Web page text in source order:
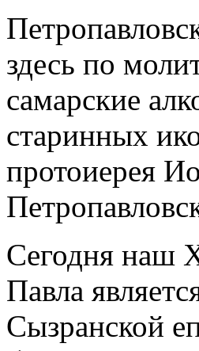
здесь по
самарские
старинных
протоиерея
Сегодня наш
Павла
Сызранской